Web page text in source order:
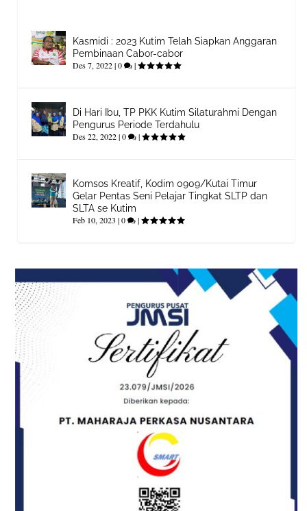
Kasmidi : 2023 Kutim Telah Siapkan Anggaran
Pembinaan Cabor-cabor
Des 7, 2022|0 |
Di Hari Ibu, TP PKK Kutim Silaturahmi Dengan
Pengurus Periode Terdahulu
Des 22, 2022|0 |
Komsos Kreatif, Kodim 0909/Kutai Timur
Gelar Pentas Seni Pelajar Tingkat SLTP dan
SLTA se Kutim
Feb 10, 2023 |0 |